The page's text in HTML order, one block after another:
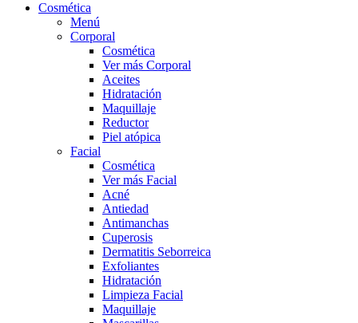
Cosmética
Menú
Corporal
Cosmética
Ver más Corporal
Aceites
Hidratación
Maquillaje
Reductor
Piel atópica
Facial
Cosmética
Ver más Facial
Acné
Antiedad
Antimanchas
Cuperosis
Dermatitis Seborreica
Exfoliantes
Hidratación
Limpieza Facial
Maquillaje